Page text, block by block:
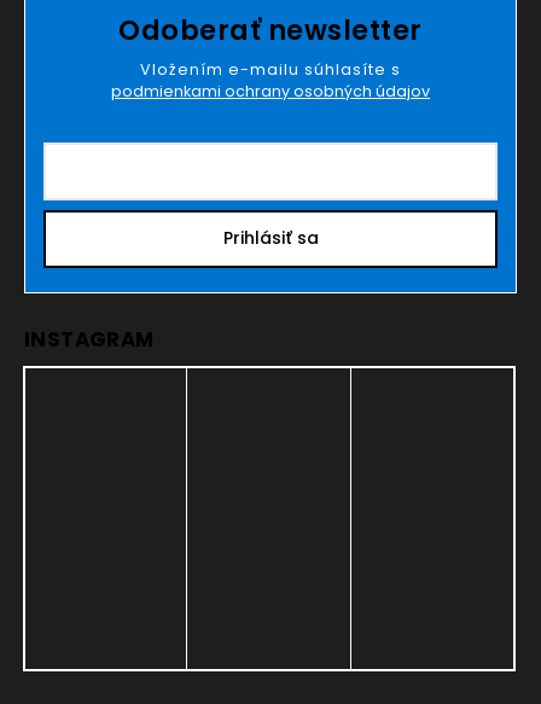
Odoberať newsletter
Vložením e-mailu súhlasíte s
podmienkami ochrany osobných údajov
Prihlásiť sa
INSTAGRAM